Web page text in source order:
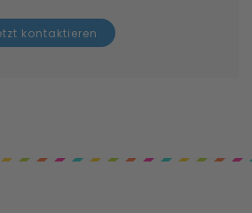
kontaktieren